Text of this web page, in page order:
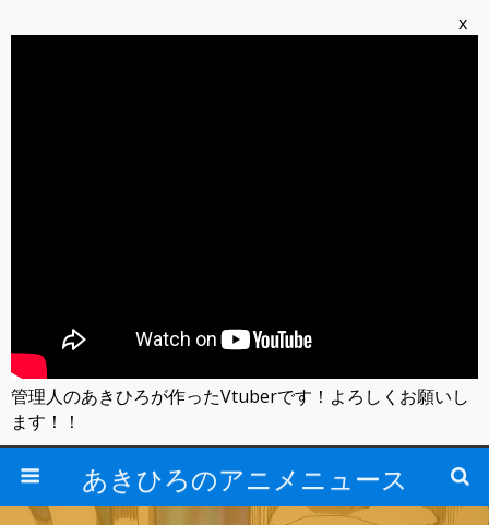
あきひろのアニメニュース
x
管理人のあきひろが作ったVtuberです！よろしくお願いし
ます！！